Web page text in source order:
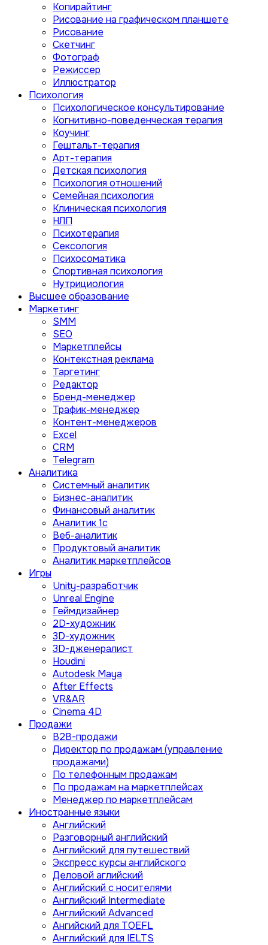
Копирайтинг
Рисование на графическом планшете
Рисование
Скетчинг
Фотограф
Режиссер
Иллюстратор
Психология
Психологическое консультирование
Когнитивно-поведенческая терапия
Коучинг
Гештальт-терапия
Арт-терапия
Детская психология
Психология отношений
Семейная психология
Клиническая психология
НЛП
Психотерапия
Сексология
Психосоматика
Спортивная психология
Нутрициология
Высшее образование
Маркетинг
SMM
SEO
Маркетплейсы
Контекстная реклама
Таргетинг
Редактор
Бренд-менеджер
Трафик-менеджер
Контент-менеджеров
Excel
CRM
Telegram
Аналитика
Системный аналитик
Бизнес-аналитик
Финансовый аналитик
Aналитик 1с
Веб-аналитик
Продуктовый аналитик
Аналитик маркетплейсов
Игры
Unity-разработчик
Unreal Engine
Геймдизайнер
2D-художник
3D-художник
3D-дженералист
Houdini
Autodesk Maya
After Effects
VR&AR
Cinema 4D
Продажи
B2B-продажи
Директор по продажам (управление
продажами)
По телефонным продажам
По продажам на маркетплейсах
Менеджер по маркетплейсам
Иностранные языки
Английский
Разговорный английский
Английский для путешествий
Экспресс курсы английского
Деловой аглийский
Английский с носителями
Английский Intermediate
Английский Advanced
Ангийский для TOEFL
Английский для IELTS